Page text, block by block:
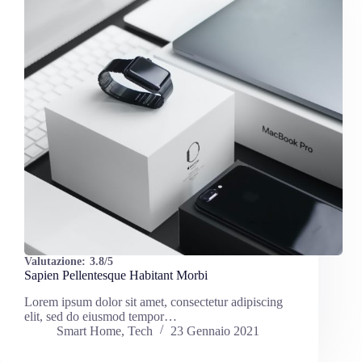
Valutazione: 3.8/5
Sapien Pellentesque Habitant Morbi
Lorem ipsum dolor sit amet, consectetur adipiscing
elit, sed do eiusmod tempor…
Smart Home, Tech 23 Gennaio 2021